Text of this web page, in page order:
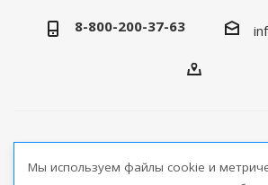
8-800-200-37-63
продукции
Мы используем файлы cookie и